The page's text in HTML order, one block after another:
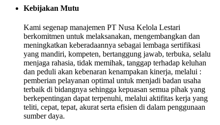
Kebijakan Mutu
Kami segenap manajemen PT Nusa Kelola Lestari
berkomitmen untuk melaksanakan, mengembangkan dan
meningkatkan keberadaannya sebagai lembaga sertifikasi
yang mandiri, kompeten, bertanggung jawab, terbuka, selalu
menjaga rahasia, tidak memihak, tanggap terhadap keluhan
dan peduli akan kebenaran kenampakan kinerja, melalui :
pemberian pelayanan optimal untuk menjadi badan usaha
terbaik di bidangnya sehingga kepuasan semua pihak yang
berkepentingan dapat terpenuhi, melalui aktifitas kerja yang
teliti, cepat, tepat, akurat serta efisien di dalam penggunaan
sumber daya.